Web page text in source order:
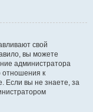
свой
вы можете
администратора
отношения к
Если вы не знаете, за